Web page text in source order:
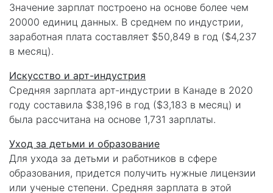
Значение зарплат построено на основе более чем
20000 единиц данных. В среднем по индустрии,
заработная плата составляет $50,849 в год ($4,237
в месяц).
Искусство и арт-индустрия
Средняя зарплата арт-индустрии в Канаде в 2020
году составила $38,196 в год ($3,183 в месяц) и
была рассчитана на основе 1,731 зарплаты.
Уход за детьми и образование
Для ухода за детьми и работников в сфере
образования, придется получить нужные лицензии
или ученые степени. Средняя зарплата в этой